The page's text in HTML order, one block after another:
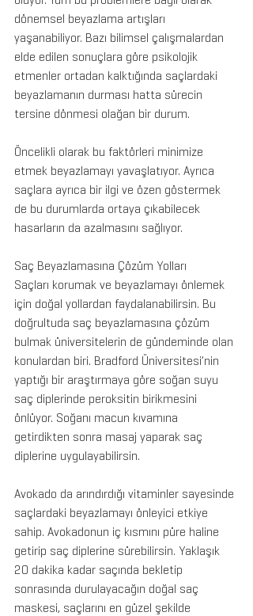
dönemsel beyazlama artışları
yaşanabiliyor. Bazı bilimsel çalışmalardan
elde edilen sonuçlara göre psikolojik
etmenler ortadan kalktığında saçlardaki
beyazlamanın durması hatta sürecin
tersine dönmesi olağan bir durum.
Öncelikli olarak bu faktörleri minimize
etmek beyazlamayı yavaşlatıyor. Ayrıca
saçlara ayrıca bir ilgi ve özen göstermek
de bu durumlarda ortaya çıkabilecek
hasarların da azalmasını sağlıyor.
Saç Beyazlamasına Çözüm Yolları
Saçları korumak ve beyazlamayı önlemek
için doğal yollardan faydalanabilirsin. Bu
doğrultuda saç beyazlamasına çözüm
bulmak üniversitelerin de gündeminde olan
konulardan biri. Bradford Üniversitesi’nin
yaptığı bir araştırmaya göre soğan suyu
saç diplerinde peroksitin birikmesini
önlüyor. Soğanı macun kıvamına
getirdikten sonra masaj yaparak saç
diplerine uygulayabilirsin.
Avokado da arındırdığı vitaminler sayesinde
saçlardaki beyazlamayı önleyici etkiye
sahip. Avokadonun iç kısmını püre haline
getirip saç diplerine sürebilirsin. Yaklaşık
20 dakika kadar saçında bekletip
sonrasında durulayacağın doğal saç
maskesi, saçlarını en güzel şekilde